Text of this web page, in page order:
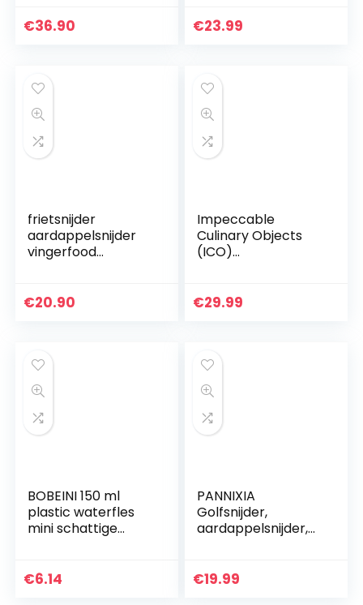
groentesticks.
€36.90
roestvrij staal met
€23.99
frietsnijder
aardappelsnijder
vingerfood
snack
€20.90
Impeccable
Culinary Objects
(ICO)
groenten met twee
€29.99
BOBEINI 150 ml
plastic waterfles
mini schattige
draagbare lekvrije
€6.14
PANNIXIA
Golfsnijder,
aardappelsnijder,
ribbelmes, crinkle
€19.99